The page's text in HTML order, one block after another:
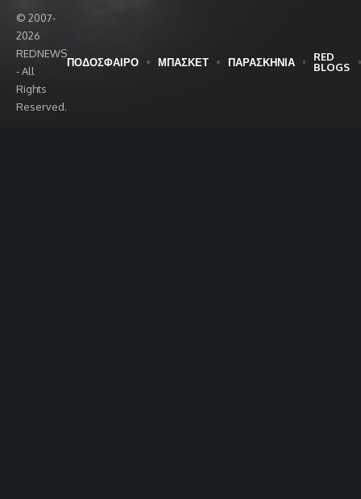
© 2007-
2026
REDNEWS
- All
Rights
Reserved.
ΠΟΔΟΣΦΑΙΡΟ ΜΠΑΣΚΕΤ ΠΑΡΑΣΚΗΝΙΑ
RED
BLOGS